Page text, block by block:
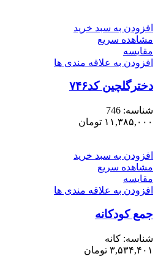
افزودن به سبد خرید
مشاهده سریع
مقایسه
افزودن به علاقه مندی ها
دخترگلچین کد۷۴۶
شناسه: 746
۱۱,۳۸۵,۰۰۰ تومان
افزودن به سبد خرید
مشاهده سریع
مقایسه
افزودن به علاقه مندی ها
جمع کودکانه
شناسه: کانه
۳,۵۳۴,۴۰۱ تومان